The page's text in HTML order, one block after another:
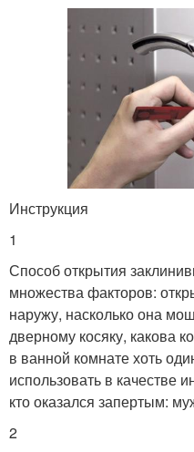
Инструкция
1
Способ открытия
множества факторов:
наружу, насколько она
дверному косяку, какова
в ванной комнате хоть
использовать в качестве
кто оказался запертым:
2